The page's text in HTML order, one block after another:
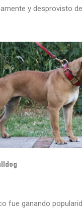
y desprovisto
fue ganando